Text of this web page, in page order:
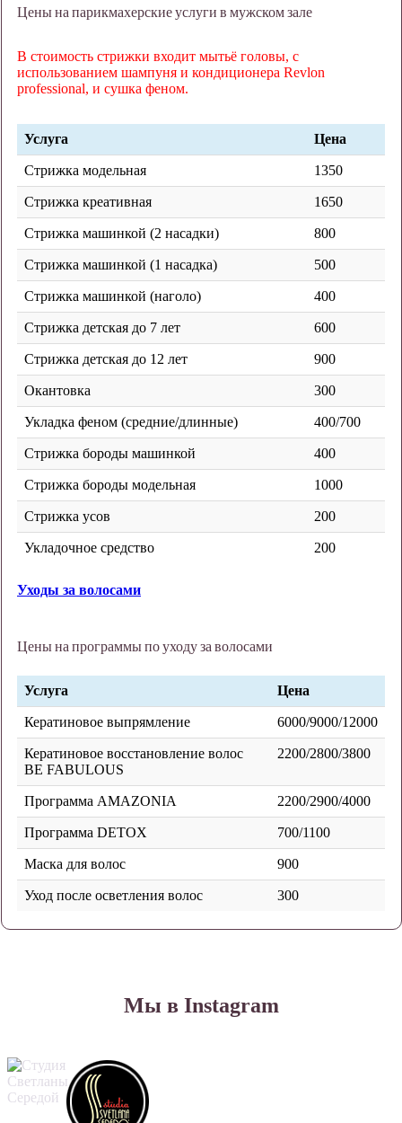
Цены на парикмахерские услуги в мужском зале
В стоимость стрижки входит мытьё головы, с
использованием шампуня и кондиционера Revlon
professional, и сушка феном.
Услуга Цена
Стрижка модельная 1350
Стрижка креативная 1650
Стрижка машинкой (2 насадки) 800
Стрижка машинкой (1 насадка) 500
Стрижка машинкой (наголо) 400
Стрижка детская до 7 лет 600
Стрижка детская до 12 лет 900
Окантовка 300
Укладка феном (средние/длинные) 400/700
Стрижка бороды машинкой 400
Стрижка бороды модельная 1000
Стрижка усов 200
Укладочное средство 200
Уходы за волосами
Цены на программы по уходу за волосами
Услуга Цена
Кератиновое выпрямление 6000/9000/12000
Кератиновое восстановление волос
BE FABULOUS
2200/2800/3800
Программа AMAZONIA 2200/2900/4000
Программа DETOX 700/1100
Маска для волос 900
Уход после осветления волос 300
Мы в Instagram